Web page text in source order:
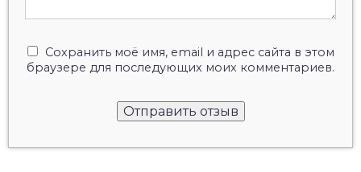
Сохранить моё имя, email и адрес сайта в этом
браузере для последующих моих комментариев.